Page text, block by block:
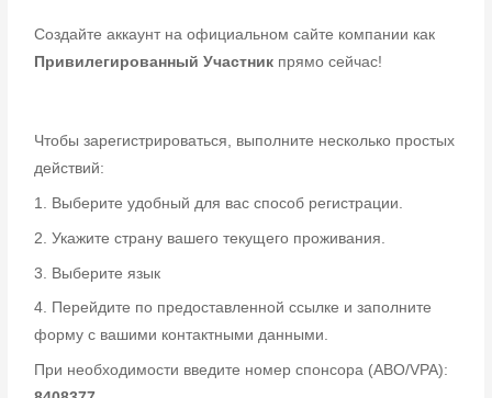
Создайте аккаунт на официальном сайте компании как
Привилегированный Участник прямо сейчас!
Чтобы зарегистрироваться, выполните несколько простых
действий:
1. Выберите удобный для вас способ регистрации.
2. Укажите страну вашего текущего проживания.
3. Выберите язык
4. Перейдите по предоставленной ссылке и заполните
форму с вашими контактными данными.
При необходимости введите номер спонсора (ABO/VPA):